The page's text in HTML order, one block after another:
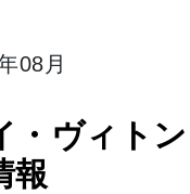
08月
・ヴィト
報